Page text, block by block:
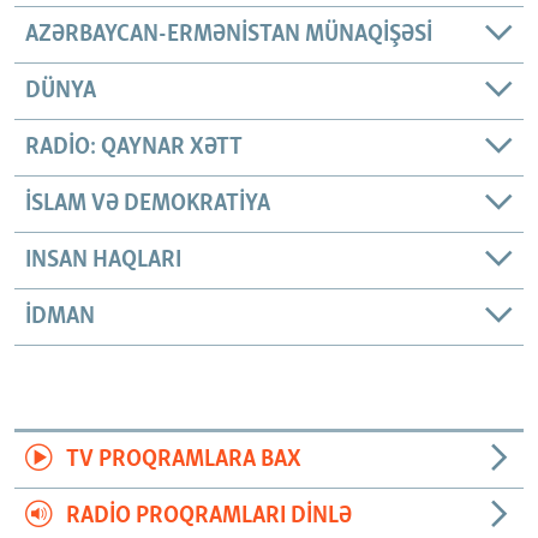
AZƏRBAYCAN-ERMƏNISTAN MÜNAQIŞƏSI
DÜNYA
RADIO: QAYNAR XƏTT
İSLAM VƏ DEMOKRATIYA
INSAN HAQLARI
İDMAN
TV PROQRAMLARA BAX
RADIO PROQRAMLARI DINLƏ